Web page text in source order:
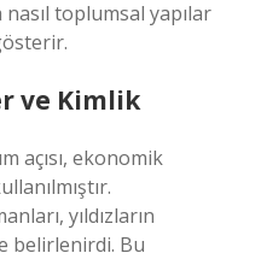
toplumsal yapılar
ve Kimlik
açısı, ekonomik
yıldızların
belirlenirdi. Bu